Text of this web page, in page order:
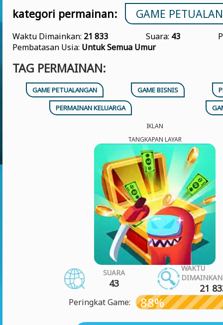
kategori permainan:
GAME
Waktu Dimainkan: 21 833 Suara: 43
Pembatasan Usia: Untuk Semua Umur
TAG PERMAINAN:
GAME PETUALANGAN GAME BISNIS
PERMAINAN KELUARGA
IKLAN
TANGKAPAN LAYAR
SUARA
43
WAKTU
DIMAINKAN
21
Peringkat Game: 88%